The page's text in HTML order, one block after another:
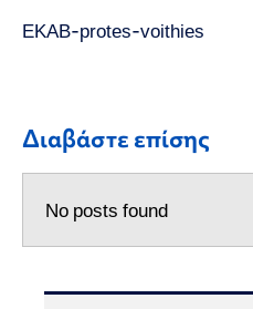
EKAB-protes-voithies
Διαβάστε επίσης
No posts found